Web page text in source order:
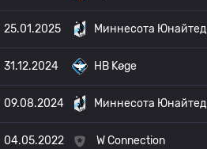
25.01.2025 Миннесота Юнайтед
31.12.2024 HB Køge
09.08.2024 Миннесота Юнайтед
04.05.2022 W Connection